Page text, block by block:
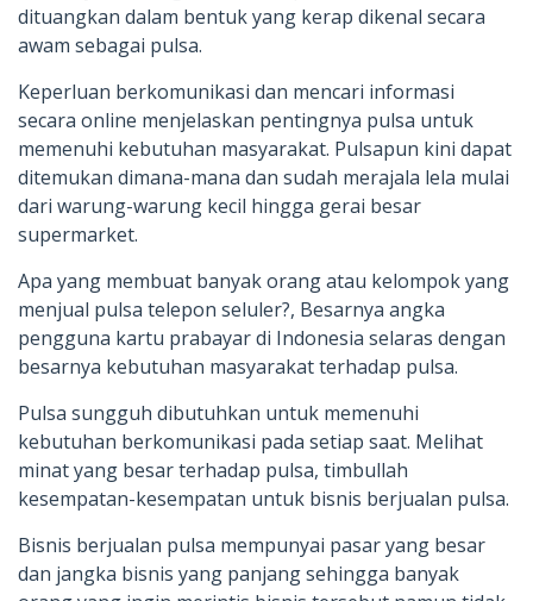
dituangkan dalam bentuk yang kerap dikenal secara
awam sebagai pulsa.
Keperluan berkomunikasi dan mencari informasi
secara online menjelaskan pentingnya pulsa untuk
memenuhi kebutuhan masyarakat. Pulsapun kini dapat
ditemukan dimana-mana dan sudah merajala lela mulai
dari warung-warung kecil hingga gerai besar
supermarket.
Apa yang membuat banyak orang atau kelompok yang
menjual pulsa telepon seluler?, Besarnya angka
pengguna kartu prabayar di Indonesia selaras dengan
besarnya kebutuhan masyarakat terhadap pulsa.
Pulsa sungguh dibutuhkan untuk memenuhi
kebutuhan berkomunikasi pada setiap saat. Melihat
minat yang besar terhadap pulsa, timbullah
kesempatan-kesempatan untuk bisnis berjualan pulsa.
Bisnis berjualan pulsa mempunyai pasar yang besar
dan jangka bisnis yang panjang sehingga banyak